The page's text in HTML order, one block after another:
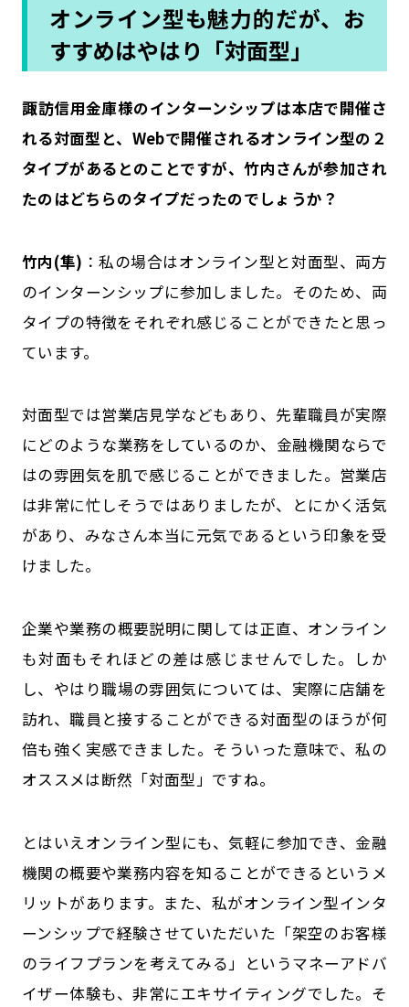
オンライン型も魅力的だが、お
すすめはやはり「対面型」
――諏訪信用金庫様のインターンシップは本店で開催さ
れる対面型と、Webで開催されるオンライン型の２
タイプがあるとのことですが、竹内さんが参加され
たのはどちらのタイプだったのでしょうか？
竹内(隼) ：私の場合はオンライン型と対面型、両方
のインターンシップに参加しました。そのため、両
タイプの特徴をそれぞれ感じることができたと思っ
ています。
対面型では営業店見学などもあり、先輩職員が実際
にどのような業務をしているのか、金融機関ならで
はの雰囲気を肌で感じることができました。営業店
は非常に忙しそうではありましたが、とにかく活気
があり、みなさん本当に元気であるという印象を受
けました。
企業や業務の概要説明に関しては正直、オンライン
も対面もそれほどの差は感じませんでした。しか
し、やはり職場の雰囲気については、実際に店舗を
訪れ、職員と接することができる対面型のほうが何
倍も強く実感できました。そういった意味で、私の
オススメは断然「対面型」ですね。
とはいえオンライン型にも、気軽に参加でき、金融
機関の概要や業務内容を知ることができるというメ
リットがあります。また、私がオンライン型インタ
ーンシップで経験させていただいた「架空のお客様
のライフプランを考えてみる」というマネーアドバ
イザー体験も、非常にエキサイティングでした。そ